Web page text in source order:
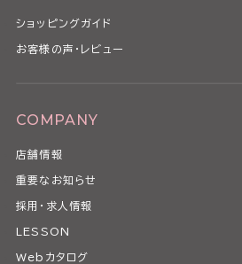
ショッピングガイド
お客様の声・レビュー
COMPANY
店舗情報
重要なお知らせ
採用・求人情報
LESSON
Webカタログ